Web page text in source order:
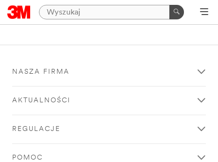
NASZA FIRMA
AKTUALNOŚCI
REGULACJE
POMOC